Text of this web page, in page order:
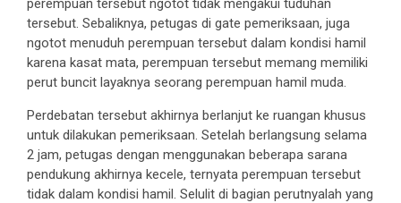
tersebut. Sebaliknya, petugas di gate pemeriksaan, juga
ngotot menuduh perempuan tersebut dalam kondisi hamil
karena kasat mata, perempuan tersebut memang memiliki
perut buncit layaknya seorang perempuan hamil muda.
Perdebatan tersebut akhirnya berlanjut ke ruangan khusus
untuk dilakukan pemeriksaan. Setelah berlangsung selama
2 jam, petugas dengan menggunakan beberapa sarana
pendukung akhirnya kecele, ternyata perempuan tersebut
tidak dalam kondisi hamil. Selulit di bagian perutnyalah yang